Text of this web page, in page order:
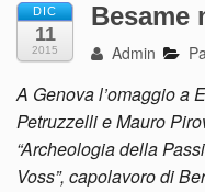
DIC
11
2015
Besame
Admin
A Genova l’omaggio a
Petruzzelli e Mauro
“Archeologia della
Voss”, capolavoro di